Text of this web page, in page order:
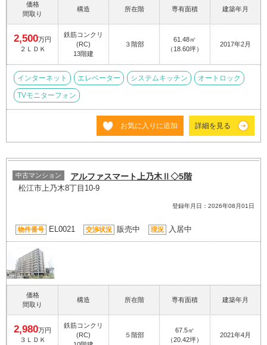
価格
間取り
構造 所在階 専有面積 建築年月
2,500万円
２ＬＤＫ
鉄筋コンクリ
(RC)
13階建
３階部
61.48㎡
（18.60坪）
2017年2月
インターネット エレベーター システムキッチン オートロック
TVモニターフォン
お気に入りに追加 詳細を見る
中古マンション アルファスマート上乃木Ⅱ◇5階
松江市上乃木8丁目10-9
登録年月日：2026年08月01日
物件番号 EL0021 交渉状況 販売中 現況 入居中
価格
間取り
構造 所在階 専有面積 建築年月
2,980万円
３ＬＤＫ
鉄筋コンクリ
(RC)
５階部
67.5㎡
（20.42坪）
2021年4月